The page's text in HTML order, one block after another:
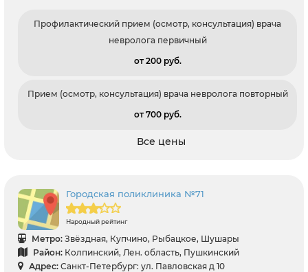
Профилактический прием (осмотр, консультация) врача
невролога первичный
от 200 pуб.
Прием (осмотр, консультация) врача невролога повторный
от 700 pуб.
Все цены
Городская поликлиника №71
Народный рейтинг
Метро: Звёздная, Купчино, Рыбацкое, Шушары
Район: Колпинский, Лен. область, Пушкинский
Адрес: Санкт-Петербург: ул. Павловская д 10